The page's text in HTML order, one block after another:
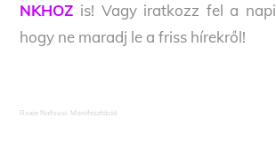
NKHOZ is! Vagy iratkozz fel a napi
hogy ne maradj le a friss hírekről!
Roxie Nafousi: Manifesztáció